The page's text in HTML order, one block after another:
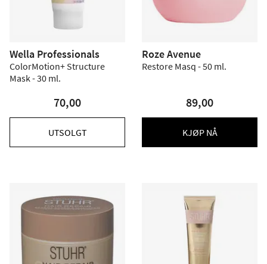
Wella Professionals
ColorMotion+ Structure
Mask - 30 ml.
70,00
UTSOLGT
Roze Avenue
Restore Masq - 50 ml.
89,00
KJØP NÅ